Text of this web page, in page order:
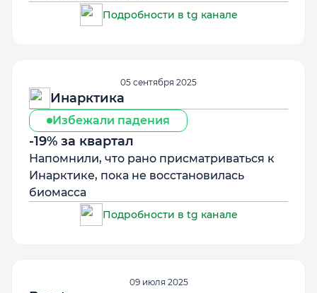
Подробности в tg канале
05 сентября 2025
Инарктика
Избежали падения
-19% за квартал
Напомнили, что рано присматриваться к
Инарктике, пока не восстановилась
биомасса
Подробности в tg канале
09 июля 2025